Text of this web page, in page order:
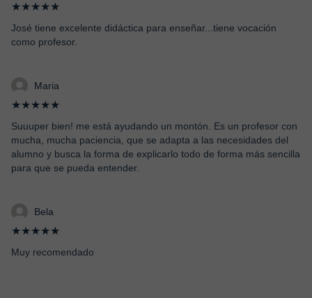
★★★★★
José tiene excelente didáctica para enseñar...tiene vocación
como profesor.
Maria
★★★★★
Suuuper bien! me está ayudando un montón. Es un profesor con
mucha, mucha paciencia, que se adapta a las necesidades del
alumno y busca la forma de explicarlo todo de forma más sencilla
para que se pueda entender.
Bela
★★★★★
Muy recomendado